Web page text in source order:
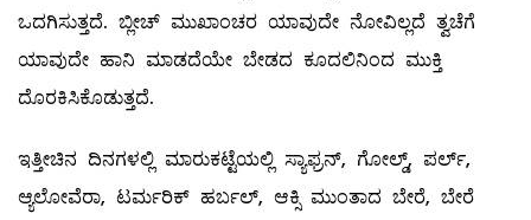
ಒದಗಿಸುತ್ತದೆ. ಬ್ಲೀಚ್‌ ಮುಖಾಂಚರ ಯಾವುದೇ ನೋವಿಲ್ಲದೆ ತ್ವಚೆಗೆ
ಯಾವುದೇ ಹಾನಿ ಮಾಡದೆಯೇ ಬೇಡದ ಕೂದಲಿನಿಂದ ಮುಕ್ತಿ
ದೊರಕಿಸಿಕೊಡುತ್ತದೆ.
ಇತ್ತೀಚಿನ ದಿನಗಳಲ್ಲಿ ಮಾರುಕಟ್ಟೆಯಲ್ಲಿ ಸ್ಯಾಫ್ರನ್‌, ಗೋಲ್ಡ್, ಪರ್ಲ್,
ಆ್ಯಲೋವೆರಾ, ಟರ್ಮರಿಕ್‌ ಹರ್ಬಲ್, ಆಕ್ಸಿ ಮುಂತಾದ ಬೇರೆ, ಬೇರೆ